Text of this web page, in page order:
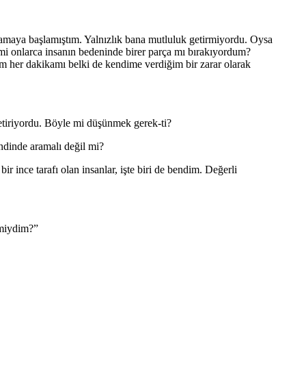
başlamıştım. Yalnızlık bana mutluluk getirmiyordu. Oysa
insanın bedeninde birer parça mı bırakıyordum?
her dakikamı belki de kendime verdiğim bir zarar olarak
Böyle mi düşünmek gerek-ti?
aramalı değil mi?
ince tarafı olan insanlar, işte biri de bendim. Değerli